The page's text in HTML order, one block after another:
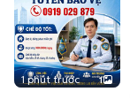
1 phút trước 1